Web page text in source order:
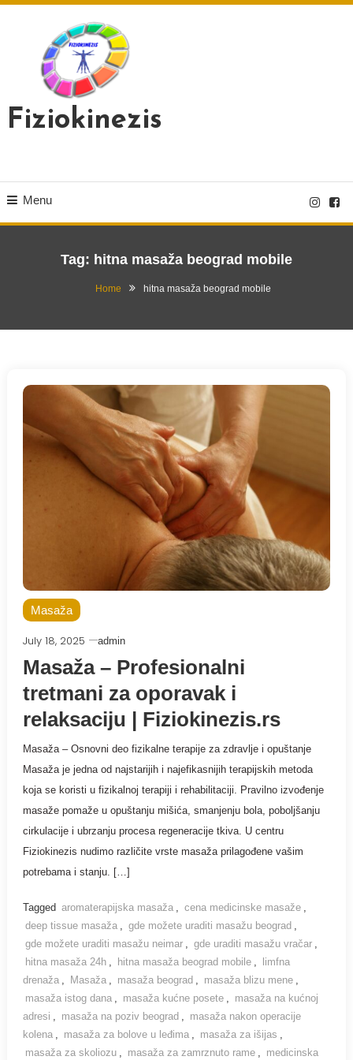
Fiziokinezis
Menu
Tag: hitna masaža beograd mobile
Home hitna masaža beograd mobile
Masaža
July 18, 2025 admin
Masaža – Profesionalni
tretmani za oporavak i
relaksaciju | Fiziokinezis.rs
Masaža – Osnovni deo fizikalne terapije za zdravlje i opuštanje
Masaža je jedna od najstarijih i najefikasnijih terapijskih metoda
koja se koristi u fizikalnoj terapiji i rehabilitaciji. Pravilno izvođenje
masaže pomaže u opuštanju mišića, smanjenju bola, poboljšanju
cirkulacije i ubrzanju procesa regeneracije tkiva. U centru
Fiziokinezis nudimo različite vrste masaža prilagođene vašim
potrebama i stanju. […]
Tagged aromaterapijska masaža , cena medicinske masaže ,
deep tissue masaža , gde možete uraditi masažu beograd ,
gde možete uraditi masažu neimar , gde uraditi masažu vračar ,
hitna masaža 24h , hitna masaža beograd mobile ,
limfna
drenaža , Masaža , masaža beograd , masaža blizu mene ,
masaža istog dana , masaža kućne posete , masaža na kućnoj
adresi , masaža na poziv beograd , masaža nakon operacije
kolena , masaža za bolove u leđima , masaža za išijas ,
masaža za skoliozu , masaža za zamrznuto rame , medicinska